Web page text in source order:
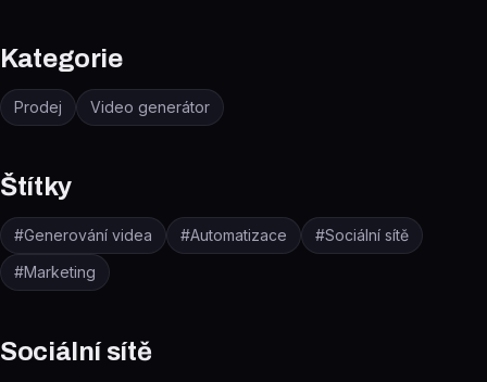
Kategorie
Prodej Video generátor
Štítky
#Generování videa #Automatizace #Sociální sítě
#Marketing
Sociální sítě